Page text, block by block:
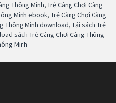
Thông Minh, Trẻ Càng Chơi Càng
Minh ebook, Trẻ Càng Chơi Càng
Thông Minh download, Tải sách Trẻ
sách Trẻ Càng Chơi Càng Thông
Minh